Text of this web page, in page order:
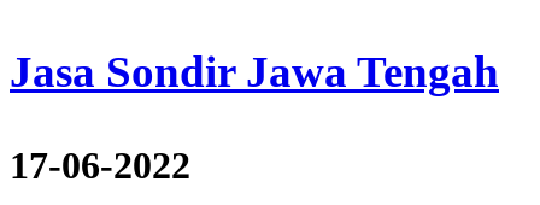
Jasa Sondir Jawa Tengah
17-06-2022